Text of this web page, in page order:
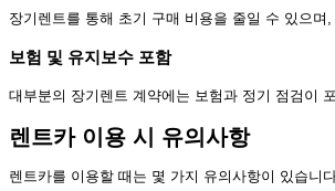
장기렌트를 통해 초기 구매 비용을 줄일 수 있으
보험 및 유지보수 포함
대부분의 장기렌트 계약에는 보험과 정기 점검이
렌트카 이용 시 유의사항
렌트카를 이용할 때는 몇 가지 유의사항이 있습니